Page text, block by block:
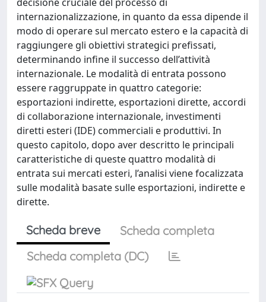
internazionalizzazione, in quanto da essa dipende il
modo di operare sul mercato estero e la capacità di
raggiungere gli obiettivi strategici prefissati,
determinando infine il successo dell’attività
internazionale. Le modalità di entrata possono
essere raggruppate in quattro categorie:
esportazioni indirette, esportazioni dirette, accordi
di collaborazione internazionale, investimenti
diretti esteri (IDE) commerciali e produttivi. In
questo capitolo, dopo aver descritto le principali
caratteristiche di queste quattro modalità di
entrata sui mercati esteri, l’analisi viene focalizzata
sulle modalità basate sulle esportazioni, indirette e
dirette.
Scheda breve
Scheda completa
Scheda completa (DC)